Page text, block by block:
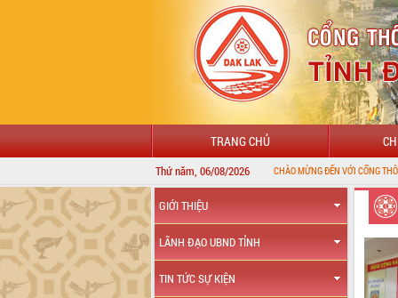
TRANG CHỦ
Thứ năm, 06/08/2026CHÀO MỪNG ĐẾN VỚI CỔNG THÔNG TIN ĐIỆN TỬ
GIỚI THIỆU
LÃNH ĐẠO UBND TỈNH
TIN TỨC SỰ KIỆN